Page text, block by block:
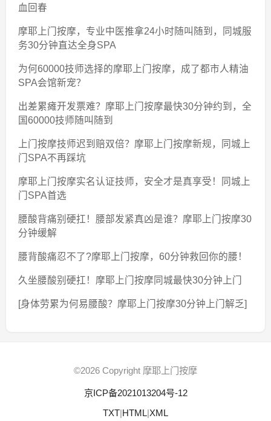
血回春
摩耶上门按摩，专业中医推拿24小时随叫随到，同城服
务30分钟直达全身SPA
为何60000技师选择的摩耶上门按摩，成了都市人精油
SPA会馆新宠？
出差累瘫开发票难？摩耶上门按摩最快30分钟约到，全
国60000技师随叫随到
上门按摩技师迟到赔双倍？摩耶上门按摩新规，同城上
门SPA不再踩坑
摩耶上门按摩实名认证技师，安全才是真享受！同城上
门SPA首选
腰酸背痛别硬扛！腰部发紧真凶是谁？摩耶上门按摩30
分钟缓解
腰背酸痛忍不了?摩耶上门按摩，60分钟救回你的腰！
久坐腰酸别硬扛！摩耶上门按摩同城最快30分钟上门
[身体劳累为何易腰酸？摩耶上门按摩30分钟上门解乏]
©2026 Copyright 摩耶上门按摩
京ICP备2021013204号-12
TXT|HTML|XML